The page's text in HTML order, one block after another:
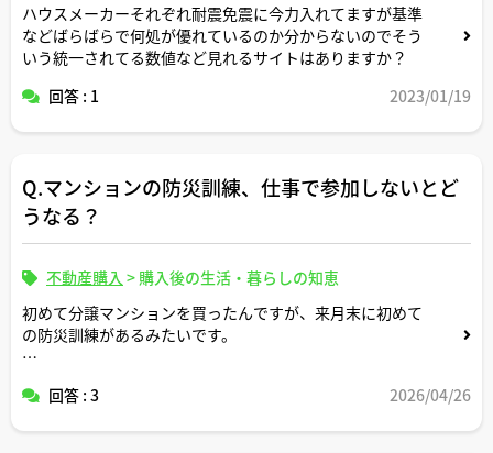
ハウスメーカーそれぞれ耐震免震に今力入れてますが基準
などばらばらで何処が優れているのか分からないのでそう
いう統一されてる数値など見れるサイトはありますか？
回答 : 1
2023/01/19
Q.マンションの防災訓練、仕事で参加しないとど
うなる？
不動産購入 > 購入後の生活・暮らしの知恵
初めて分譲マンションを買ったんですが、来月末に初めて
の防災訓練があるみたいです。
回答 : 3 2026/04/26